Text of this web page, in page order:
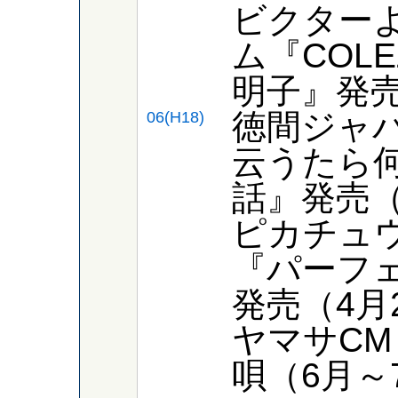
ビクター
ム『
明子』発
06(H18)
徳間ジャ
云うたら
話』発売
ピカチュ
『パーフ
発売（4
ヤマサ
唄（6月